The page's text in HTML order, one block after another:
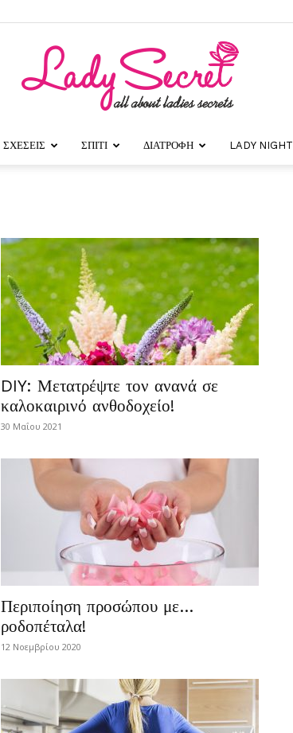
Secret
ΣΧΕΣΕΙΣ ΣΠΙΤΙ ΔΙΑΤΡΟΦΗ LADY NIGHT
DIY: Μετατρέψτε τον ανανά σε
καλοκαιρινό ανθοδοχείο!
30 Μαΐου 2021
Περιποίηση προσώπου με…
ροδοπέταλα!
12 Νοεμβρίου 2020